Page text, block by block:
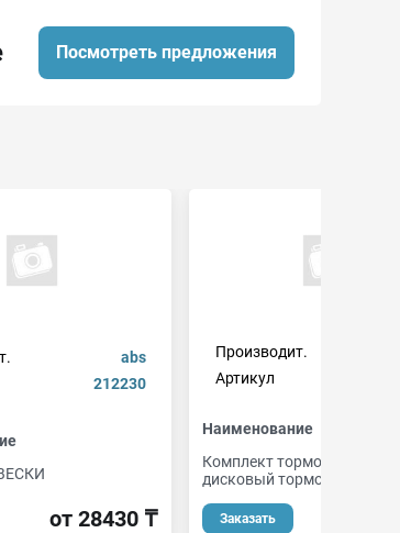
Посмотреть предложения
abs
212230
от 28430 ₸
Производит.
Артикул
Наименование
Комплект тормозных
дисковый тормоз
Заказать